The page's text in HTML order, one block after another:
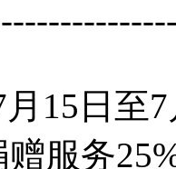
15日至
服务